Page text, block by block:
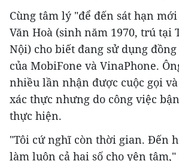
Cùng tâm lý "để đến sát hạn
Văn Hoà (sinh năm 1970, trú tại
Nội) cho biết đang sử dụng
của MobiFone và VinaPhone.
nhiều lần nhận được cuộc gọi
xác thực nhưng do công việc
thực hiện.
"Tôi cứ nghĩ còn thời gian. Đến
làm luôn cả hai số cho yên